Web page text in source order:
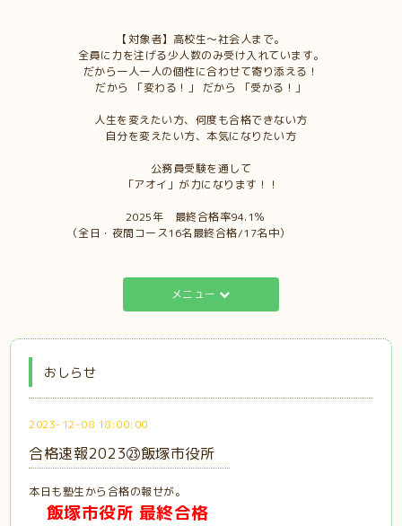
【対象者】高校生～社会人まで。
全員に力を注げる少人数のみ受け入れています。
だから一人一人の個性に合わせて寄り添える！
だから 「変わる！」 だから 「受かる！」
人生を変えたい方、何度も合格できない方
自分を変えたい方、本気になりたい方
公務員受験を通して
「アオイ」が力になります！！
2025年 最終合格率94.1％
（全日・夜間コース16名最終合格/17名中）
メニュー
おしらせ
2023-12-08 18:00:00
合格速報2023㉓飯塚市役所
本日も塾生から合格の報せが。
飯塚市役所 最終合格